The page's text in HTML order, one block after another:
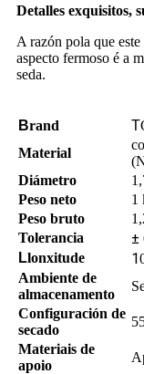
Detalles exquisitos,
A razón pola que
aspecto fermoso é a
seda.
Brand T
Material
Diámetro
Peso neto
1
Peso bruto
Tolerancia
±
Llonxitude 1
Ambiente de
almacenamento
Configuración de
secado
Materiais de
apoio